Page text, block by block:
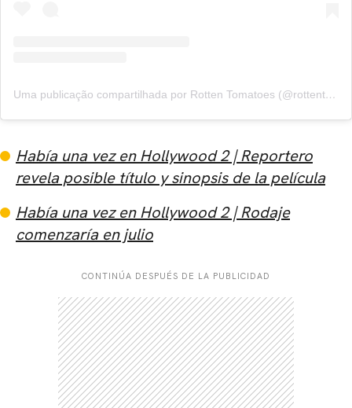
Uma publicação compartilhada por Rotten Tomatoes (@rottentomatoes)
Había una vez en Hollywood 2 | Reportero
revela posible título y sinopsis de la película
Había una vez en Hollywood 2 | Rodaje
comenzaría en julio
CONTINÚA DESPUÉS DE LA PUBLICIDAD